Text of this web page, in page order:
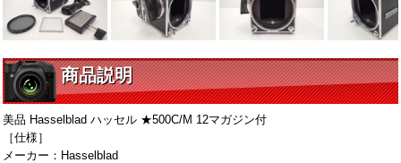
商品説明
美品 Hasselblad ハッセル ★500C/M 12マガジン付
［仕様］
メーカー：Hasselblad